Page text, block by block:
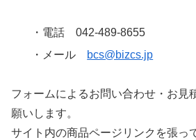
・電話 042-489-8655
・メール
bcs@bizcs.jp
フォームによるお問い合わせ・お見
願いします。
サイト内の商品ページリンクを張っ